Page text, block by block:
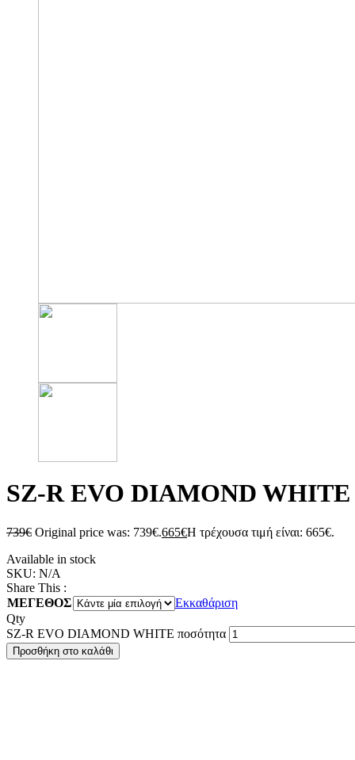
SZ-R EVO DIAMOND WHITE
739€ Original price was: 739€.665€Η τρέχουσα τιμή είναι: 665€.
Available in stock
SKU: N/A
Share This :
ΜΕΓΕΘΟΣ
Εκκαθάριση
Qty
SZ-R EVO DIAMOND WHITE ποσότητα
Προσθήκη στο καλάθι